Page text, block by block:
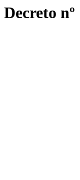
Decreto nº